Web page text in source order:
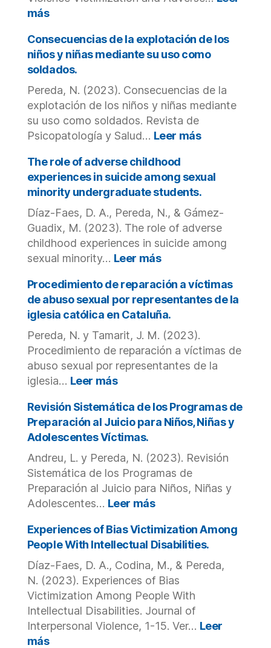
más:
Associations
Between
Adolescent
Dating
Violence
Victimization
and
Adverse
Outcomes:
A
Systematic
Review.
Consecuencias de la explotación de los
niños y niñas mediante su uso como
soldados.
Pereda, N. (2023). Consecuencias de la
explotación de los niños y niñas mediante
su uso como soldados. Revista de
Psicopatología y Salud… Leer más:
la
de
los
niños
y
niñas
su
como
The role of adverse childhood
experiences in suicide among sexual
minority undergraduate students.
Díaz-Faes, D. A., Pereda, N., & Gámez-
Guadix, M. (2023). The role of adverse
childhood experiences in suicide among
sexual minority… Leer más:
role
of
adverse
childhood
experiences
in
suicide
minority
undergraduate
students.
Procedimiento de reparación a víctimas
de abuso sexual por representantes de la
iglesia católica en Cataluña.
Pereda, N. y Tamarit, J. M. (2023).
Procedimiento de reparación a víctimas de
abuso sexual por representantes de la
iglesia… Leer más:
de
reparación
a
víctimas
de
abuso
sexual
por
de
iglesia
católica
en
Cataluña.
Revisión Sistemática de los Programas de
Preparación al Juicio para Niños, Niñas y
Adolescentes Víctimas.
Andreu, L. y Pereda, N. (2023). Revisión
Sistemática de los Programas de
Preparación al Juicio para Niños, Niñas y
Adolescentes… Leer más:
Sistemática
de
Programas
de
Preparación
al
Juicio
Experiences of Bias Victimization Among
People With Intellectual Disabilities.
Díaz-Faes, D. A., Codina, M., & Pereda,
N. (2023). Experiences of Bias
Victimization Among People With
Intellectual Disabilities. Journal of
Interpersonal Violence, 1-15. Ver… Leer
más: